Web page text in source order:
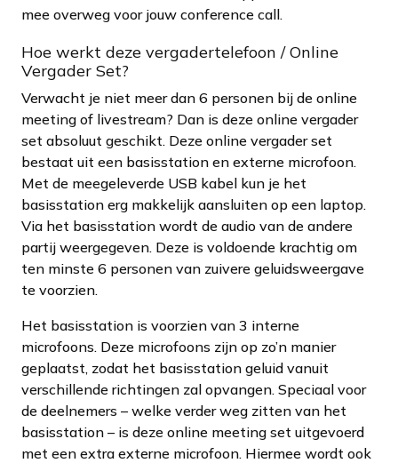
mee overweg voor jouw conference call.
Hoe werkt deze vergadertelefoon / Online
Vergader Set?
Verwacht je niet meer dan 6 personen bij de online
meeting of livestream? Dan is deze online vergader
set absoluut geschikt. Deze online vergader set
bestaat uit een basisstation en externe microfoon.
Met de meegeleverde USB kabel kun je het
basisstation erg makkelijk aansluiten op een laptop.
Via het basisstation wordt de audio van de andere
partij weergegeven. Deze is voldoende krachtig om
ten minste 6 personen van zuivere geluidsweergave
te voorzien.
Het basisstation is voorzien van 3 interne
microfoons. Deze microfoons zijn op zo’n manier
geplaatst, zodat het basisstation geluid vanuit
verschillende richtingen zal opvangen. Speciaal voor
de deelnemers – welke verder weg zitten van het
basisstation – is deze online meeting set uitgevoerd
met een extra externe microfoon. Hiermee wordt ook